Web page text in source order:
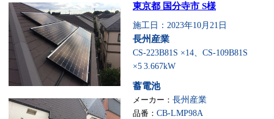
東京都 国分寺市 S様
施工日：2023年10月21日
長州産業
CS-223B81S ×14、CS-109B81S
×5 3.667kW
蓄電池
メーカー： 長州産業
品番： CB-LMP98A